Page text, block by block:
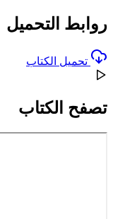
روابط التحميل
تحميل الكتاب
تصفح الكتاب